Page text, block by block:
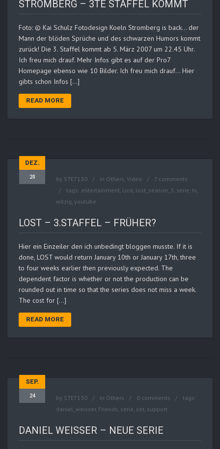
STROMBERG – 3TE STAFFEL KOMMT
Foto: © Kai Schulz Fotodesign Koeln Stromberg is back… der
Mann der blöden Sprüche und des schwarzen Humors kommt
zurück! Die 3. Staffel kommt ab 5. März 2007 um 22.45 Uhr.
Ich freu mich drauf. Mehr Infos gibt es auf der Pro7
Homepage ebenso wie 10 Bilder. Ich freu mich drauf… Hier
gibts schon Infos […]
READ MORE
DEZ.
20 by STE7130 in Others, Video
7 comments
tags: entertainment, Lost, lost_season_3, serie, tv,
witzig, youtube
LOST – 3.STAFFEL – FRÜHER?
Hier ein Einzeiler den ich unbedingt bloggen musste. If it is
done, LOST would return January 10th or January 17th, three
to four weeks earlier then previously expected. The
dependent factor is whether or not the production can be
rounded out in time so that the series does not miss a week.
The cost for […]
READ MORE
SEP.
24 by STE7130 in Others 0 comments
tags:
daniel_weisser, Friends, serie, set, support
DANIEL WEISSER – NEUE SERIE